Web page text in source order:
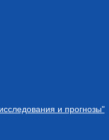
и прогнозы"